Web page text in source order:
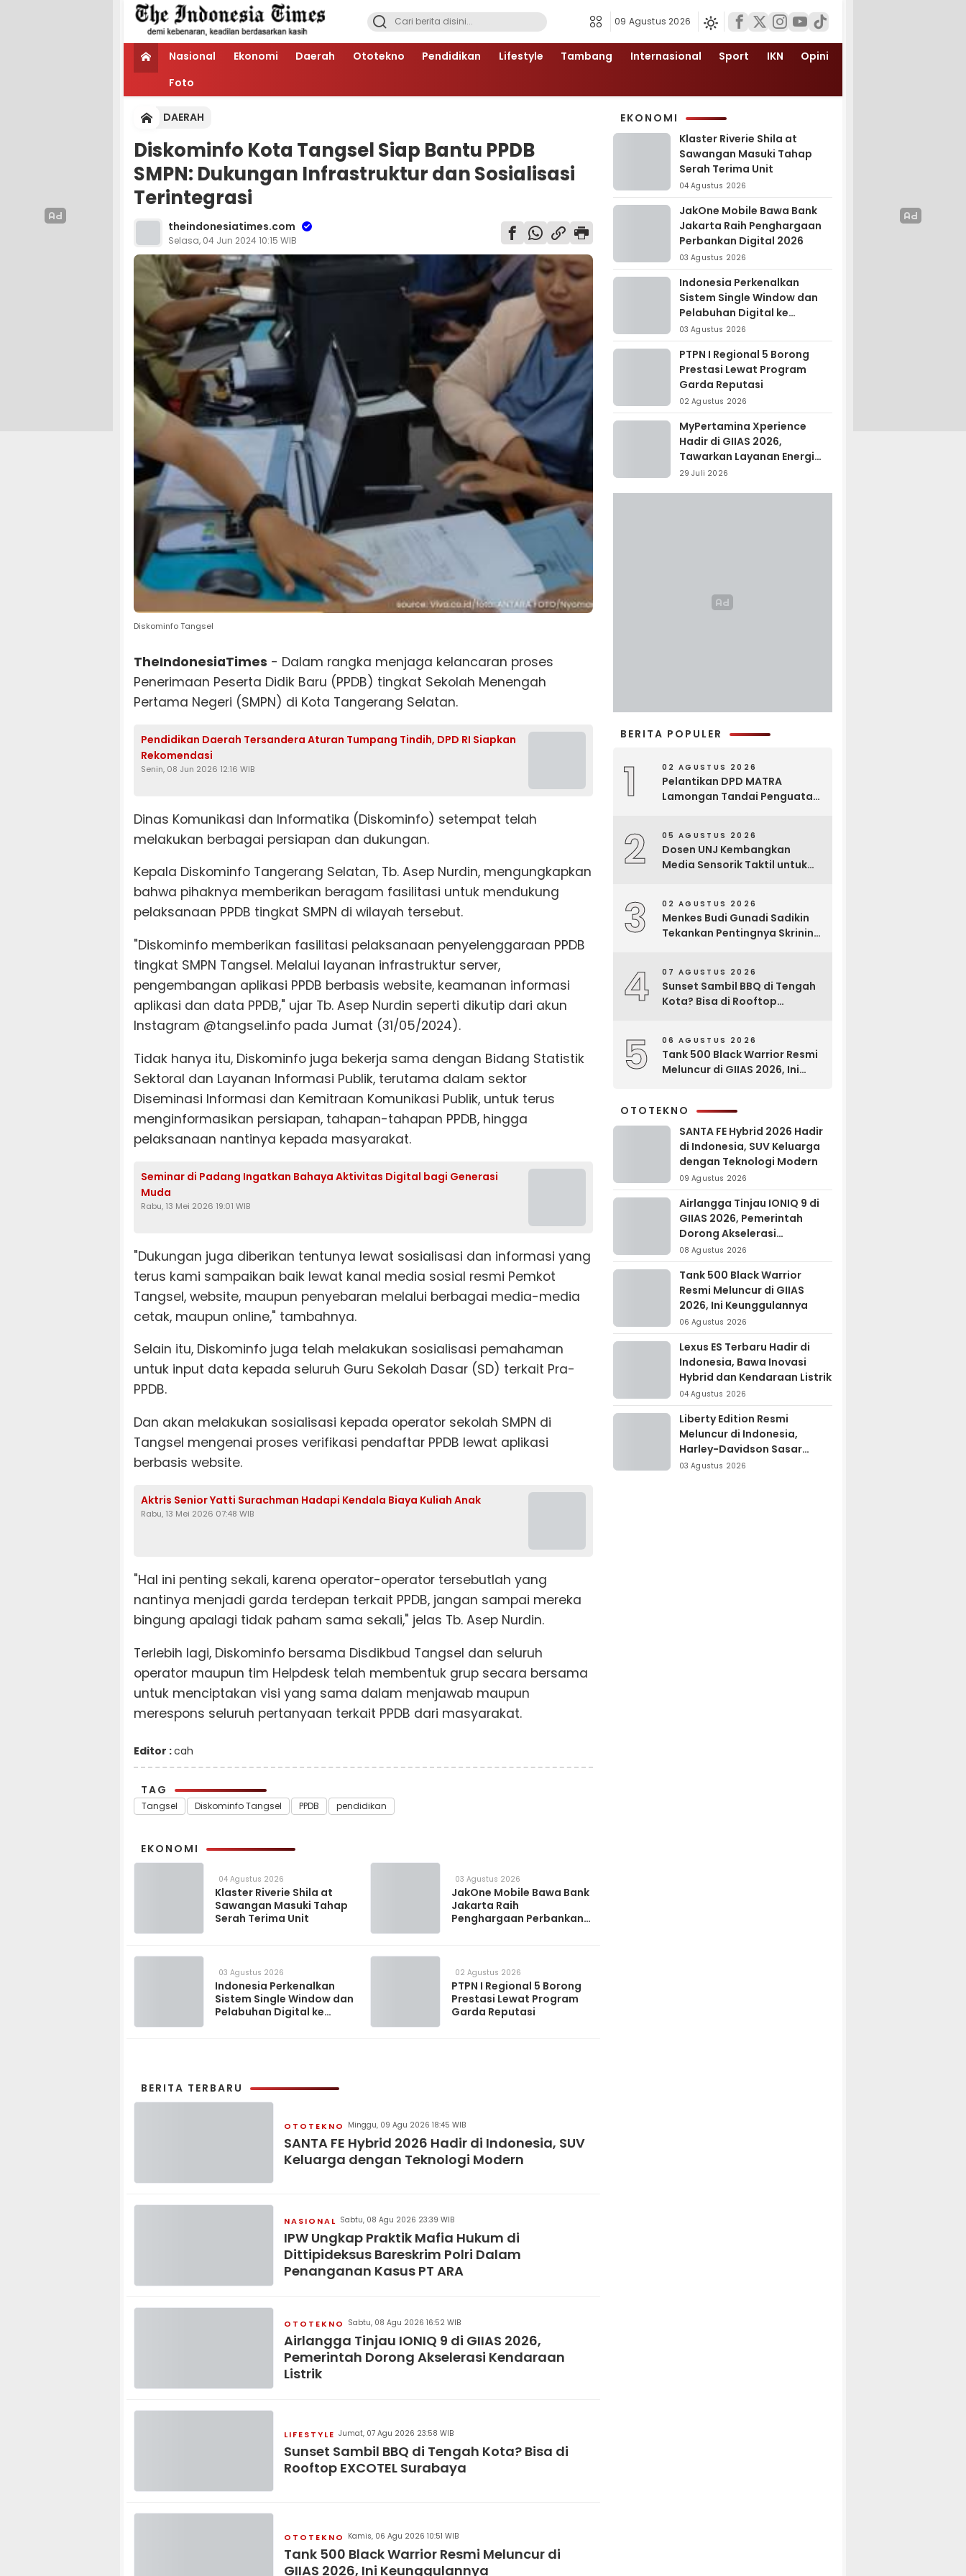
09 Agustus 2026
Nasional Ekonomi Daerah Ototekno Pendidikan Lifestyle Tambang Internasional Sport IKN
Opini
Foto
DAERAH
Diskominfo Kota Tangsel Siap Bantu PPDB
SMPN: Dukungan Infrastruktur dan Sosialisasi
Terintegrasi
theindonesiatimes.com
Selasa, 04 Jun 2024 10:15 WIB
Diskominfo Tangsel
TheIndonesiaTimes - Dalam rangka menjaga kelancaran proses
Penerimaan Peserta Didik Baru (PPDB) tingkat Sekolah Menengah
Pertama Negeri (SMPN) di Kota Tangerang Selatan.
Pendidikan Daerah Tersandera Aturan Tumpang Tindih, DPD RI Siapkan
Rekomendasi
Senin, 08 Jun 2026 12:16 WIB
Dinas Komunikasi dan Informatika (Diskominfo) setempat telah
melakukan berbagai persiapan dan dukungan.
Kepala Diskominfo Tangerang Selatan, Tb. Asep Nurdin, mengungkapkan
bahwa pihaknya memberikan beragam fasilitasi untuk mendukung
pelaksanaan PPDB tingkat SMPN di wilayah tersebut.
"Diskominfo memberikan fasilitasi pelaksanaan penyelenggaraan PPDB
tingkat SMPN Tangsel. Melalui layanan infrastruktur server,
pengembangan aplikasi PPDB berbasis website, keamanan informasi
aplikasi dan data PPDB," ujar Tb. Asep Nurdin seperti dikutip dari akun
Instagram @tangsel.info pada Jumat (31/05/2024).
Tidak hanya itu, Diskominfo juga bekerja sama dengan Bidang Statistik
Sektoral dan Layanan Informasi Publik, terutama dalam sektor
Diseminasi Informasi dan Kemitraan Komunikasi Publik, untuk terus
menginformasikan persiapan, tahapan-tahapan PPDB, hingga
pelaksanaan nantinya kepada masyarakat.
Seminar di Padang Ingatkan Bahaya Aktivitas Digital bagi Generasi
Muda
Rabu, 13 Mei 2026 19:01 WIB
"Dukungan juga diberikan tentunya lewat sosialisasi dan informasi yang
terus kami sampaikan baik lewat kanal media sosial resmi Pemkot
Tangsel, website, maupun penyebaran melalui berbagai media-media
cetak, maupun online," tambahnya.
Selain itu, Diskominfo juga telah melakukan sosialisasi pemahaman
untuk input data kepada seluruh Guru Sekolah Dasar (SD) terkait Pra-
PPDB.
Dan akan melakukan sosialisasi kepada operator sekolah SMPN di
Tangsel mengenai proses verifikasi pendaftar PPDB lewat aplikasi
berbasis website.
Aktris Senior Yatti Surachman Hadapi Kendala Biaya Kuliah Anak
Rabu, 13 Mei 2026 07:48 WIB
"Hal ini penting sekali, karena operator-operator tersebutlah yang
nantinya menjadi garda terdepan terkait PPDB, jangan sampai mereka
bingung apalagi tidak paham sama sekali," jelas Tb. Asep Nurdin.
Terlebih lagi, Diskominfo bersama Disdikbud Tangsel dan seluruh
operator maupun tim Helpdesk telah membentuk grup secara bersama
untuk menciptakan visi yang sama dalam menjawab maupun
merespons seluruh pertanyaan terkait PPDB dari masyarakat.
Editor :cah
TAG
Tangsel Diskominfo Tangsel PPDB pendidikan
EKONOMI
04 Agustus 2026
Klaster Riverie Shila at
Sawangan Masuki Tahap
Serah Terima Unit
03 Agustus 2026
JakOne Mobile Bawa Bank
Jakarta Raih
Penghargaan Perbankan
03 Agustus 2026
Indonesia Perkenalkan
Sistem Single Window dan
Pelabuhan Digital ke
02 Agustus 2026
PTPN I Regional 5 Borong
Prestasi Lewat Program
Garda Reputasi
BERITA TERBARU
OTOTEKNO Minggu, 09 Agu 2026 18:45 WIB
SANTA FE Hybrid 2026 Hadir di Indonesia, SUV
Keluarga dengan Teknologi Modern
NASIONAL Sabtu, 08 Agu 2026 23:39 WIB
IPW Ungkap Praktik Mafia Hukum di
Dittipideksus Bareskrim Polri Dalam
Penanganan Kasus PT ARA
OTOTEKNO Sabtu, 08 Agu 2026 16:52 WIB
Airlangga Tinjau IONIQ 9 di GIIAS 2026,
Pemerintah Dorong Akselerasi Kendaraan
Listrik
LIFESTYLE Jumat, 07 Agu 2026 23:58 WIB
Sunset Sambil BBQ di Tengah Kota? Bisa di
Rooftop EXCOTEL Surabaya
OTOTEKNO Kamis, 06 Agu 2026 10:51 WIB
Tank 500 Black Warrior Resmi Meluncur di
GIIAS 2026, Ini Keunggulannya
EKONOMI
Klaster Riverie Shila at
Sawangan Masuki Tahap
Serah Terima Unit
04 Agustus 2026
JakOne Mobile Bawa Bank
Jakarta Raih Penghargaan
Perbankan Digital 2026
03 Agustus 2026
Indonesia Perkenalkan
Sistem Single Window dan
Pelabuhan Digital ke
Madagaskar
03 Agustus 2026
PTPN I Regional 5 Borong
Prestasi Lewat Program
Garda Reputasi
02 Agustus 2026
MyPertamina Xperience
Hadir di GIIAS 2026,
Tawarkan Layanan Energi
Terintegrasi
29 Juli 2026
BERITA POPULER
1 02 AGUSTUS 2026
Pelantikan DPD MATRA
Lamongan Tandai Penguatan
2 05 AGUSTUS 2026
Dosen UNJ Kembangkan
Media Sensorik Taktil untuk
3 02 AGUSTUS 2026
Menkes Budi Gunadi Sadikin
Tekankan Pentingnya Skrining
4 07 AGUSTUS 2026
Sunset Sambil BBQ di Tengah
Kota? Bisa di Rooftop
5 06 AGUSTUS 2026
Tank 500 Black Warrior Resmi
Meluncur di GIIAS 2026, Ini
OTOTEKNO
SANTA FE Hybrid 2026 Hadir
di Indonesia, SUV Keluarga
dengan Teknologi Modern
09 Agustus 2026
Airlangga Tinjau IONIQ 9 di
GIIAS 2026, Pemerintah
Dorong Akselerasi
Kendaraan Listrik
08 Agustus 2026
Tank 500 Black Warrior
Resmi Meluncur di GIIAS
2026, Ini Keunggulannya
06 Agustus 2026
Lexus ES Terbaru Hadir di
Indonesia, Bawa Inovasi
Hybrid dan Kendaraan Listrik
04 Agustus 2026
Liberty Edition Resmi
Meluncur di Indonesia,
Harley-Davidson Sasar
Kolektor Motor Premium
03 Agustus 2026